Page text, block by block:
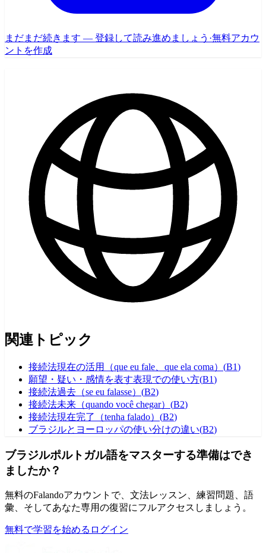
まだまだ続きます — 登録して読み進めましょう ·無料アカウ
ントを作成
関連トピック
接続法現在の活用（que eu fale、que ela coma） (B1)
願望・疑い・感情を表す表現での使い方(B1)
接続法過去（se eu falasse） (B2)
接続法未来（quando você chegar） (B2)
接続法現在完了（tenha falado） (B2)
ブラジルとヨーロッパの使い分けの違い(B2)
ブラジルポルトガル語をマスターする準備はでき
ましたか？
無料のFalandoアカウントで、文法レッスン、練習問題、語
彙、そしてあなた専用の復習にフルアクセスしましょう。
無料で学習を始める ログイン